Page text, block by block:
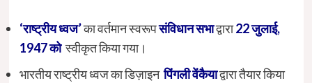
‘राष्ट्रीय ध्वज’का वर्तमान स्वरूपसंविधान सभाद्वारा22 जुलाई,
1947 कोस्वीकृत किया गया।
भारतीय राष्ट्रीय ध्वज का डिज़ाइनपिंगली वेंकैयाद्वारा तैयार किया